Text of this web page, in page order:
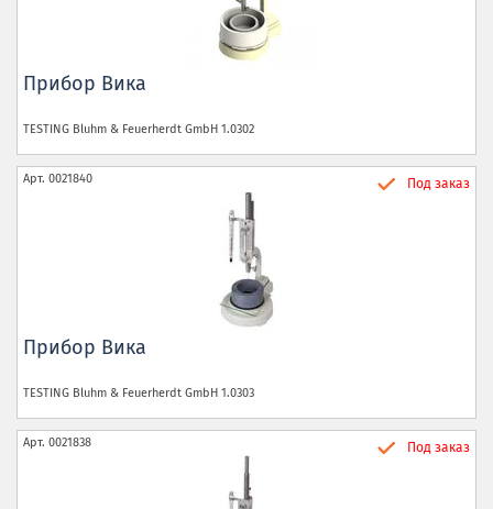
Прибор Вика
TESTING Bluhm & Feuerherdt GmbH 1.0302
Арт. 0021840 Под заказ
Прибор Вика
TESTING Bluhm & Feuerherdt GmbH 1.0303
Арт. 0021838 Под заказ